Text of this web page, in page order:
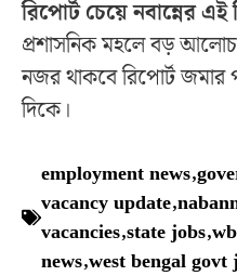
রিপোর্ট চেয়ে নবান্নের এই
প্রশাসনিক মহলে বড়
নজর থাকবে রিপোর্ট জমার
দিকে।
employment news,
vacancy update,
vacancies,state jobs,
news,west bengal govt